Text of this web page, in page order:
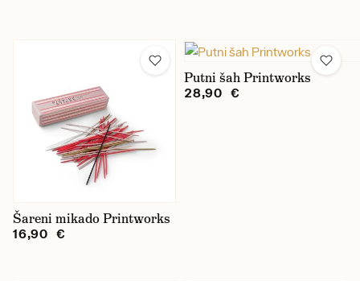
Šareni mikado Printworks
16,90 €
Putni šah Printworks
28,90 €